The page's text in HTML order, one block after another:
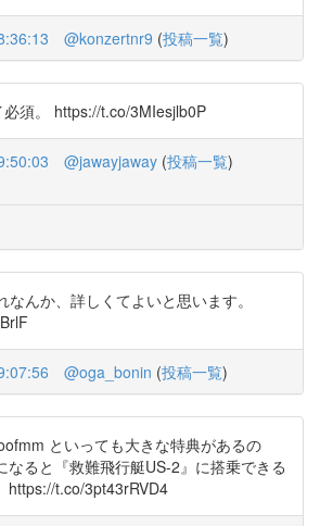
@konzertnr9 (投稿一覧)
須。 https://t.co/3MIesjlb0P
@jawayjaway (投稿一覧)
んか、詳しくてよいと思います。
@oga_bonin (投稿一覧)
といっても大きな特典があるの
なると『救難飛行艇US-2』に搭乗できる
https://t.co/3pt43rRVD4